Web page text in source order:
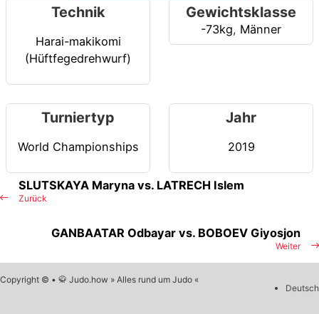
Technik
Harai-makikomi
(Hüftfegedrehwurf)
Gewichtsklasse
-73kg, Männer
Turniertyp
World Championships
Jahr
2019
Zurück
SLUTSKAYA Maryna vs. LATRECH Islem
Weiter
GANBAATAR Odbayar vs. BOBOEV Giyosjon
Copyright © • 🥋 Judo.how » Alles rund um Judo «
Deutsch